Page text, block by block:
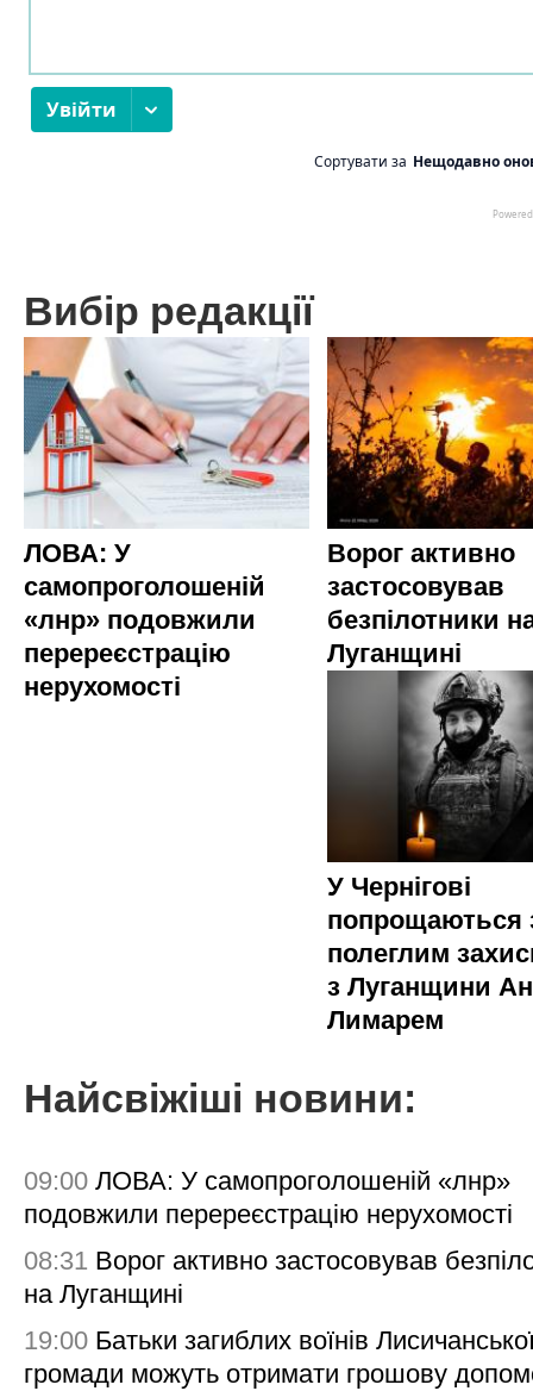
Вибір редакції
ЛОВА: У
самопроголошеній
«лнр» подовжили
перереєстрацію
нерухомості
Ворог активно
застосовував
безпілотники
Луганщині
У Чернігові
попрощаються
полеглим
з Луганщини
Лимарем
Найсвіжіші новини:
09:00 ЛОВА: У самопроголошеній «лнр»
подовжили перереєстрацію нерухомості
08:31 Ворог активно застосовував
на Луганщині
19:00 Батьки загиблих воїнів
громади можуть отримати грошову